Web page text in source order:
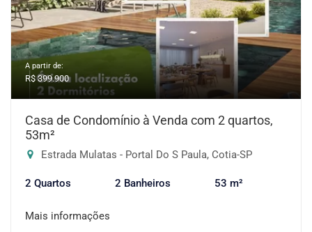
A partir de:
R$ 399.900
Casa de Condomínio à Venda com 2 quartos,
53m²
Estrada Mulatas - Portal Do S Paula, Cotia-SP
2 Quartos 2 Banheiros 53 m²
Mais informações